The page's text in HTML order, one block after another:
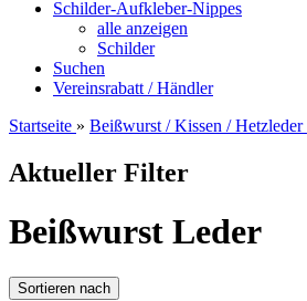
Schilder-Aufkleber-Nippes
alle anzeigen
Schilder
Suchen
Vereinsrabatt / Händler
Startseite » Beißwurst / Kissen / Hetzleder
Aktueller Filter
Beißwurst Leder
Sortieren nach